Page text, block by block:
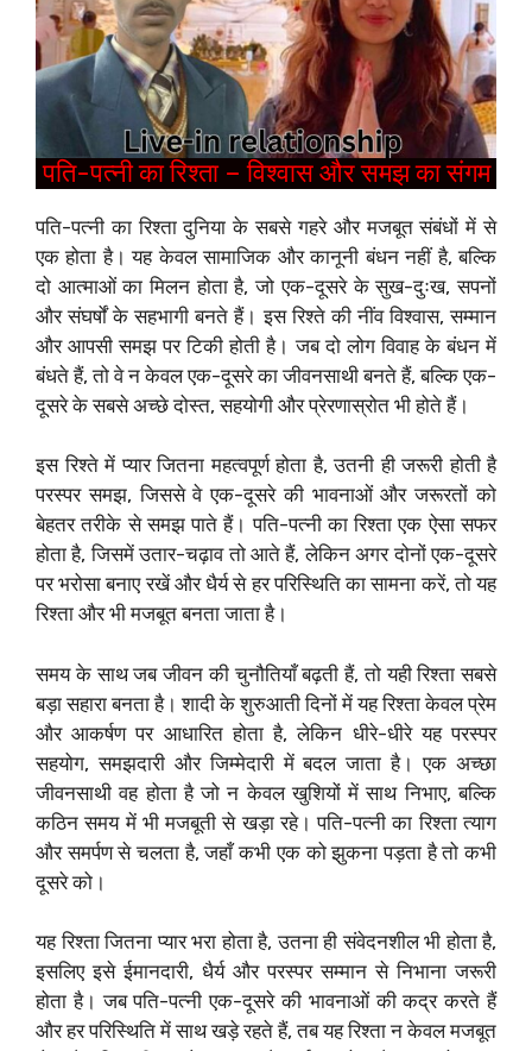
पति-पत्नी का रिश्ता – विश्वास और समझ का संगम
पति-पत्नी का रिश्ता दुनिया के सबसे गहरे और मजबूत संबंधों में से
एक होता है। यह केवल सामाजिक और कानूनी बंधन नहीं है, बल्कि
दो आत्माओं का मिलन होता है, जो एक-दूसरे के सुख-दुःख, सपनों
और संघर्षों के सहभागी बनते हैं। इस रिश्ते की नींव विश्वास, सम्मान
और आपसी समझ पर टिकी होती है। जब दो लोग विवाह के बंधन में
बंधते हैं, तो वे न केवल एक-दूसरे का जीवनसाथी बनते हैं, बल्कि एक-
दूसरे के सबसे अच्छे दोस्त, सहयोगी और प्रेरणास्रोत भी होते हैं।
इस रिश्ते में प्यार जितना महत्वपूर्ण होता है, उतनी ही जरूरी होती है
परस्पर समझ, जिससे वे एक-दूसरे की भावनाओं और जरूरतों को
बेहतर तरीके से समझ पाते हैं। पति-पत्नी का रिश्ता एक ऐसा सफर
होता है, जिसमें उतार-चढ़ाव तो आते हैं, लेकिन अगर दोनों एक-दूसरे
पर भरोसा बनाए रखें और धैर्य से हर परिस्थिति का सामना करें, तो यह
रिश्ता और भी मजबूत बनता जाता है।
समय के साथ जब जीवन की चुनौतियाँ बढ़ती हैं, तो यही रिश्ता सबसे
बड़ा सहारा बनता है। शादी के शुरुआती दिनों में यह रिश्ता केवल प्रेम
और आकर्षण पर आधारित होता है, लेकिन धीरे-धीरे यह परस्पर
सहयोग, समझदारी और जिम्मेदारी में बदल जाता है। एक अच्छा
जीवनसाथी वह होता है जो न केवल खुशियों में साथ निभाए, बल्कि
कठिन समय में भी मजबूती से खड़ा रहे। पति-पत्नी का रिश्ता त्याग
और समर्पण से चलता है, जहाँ कभी एक को झुकना पड़ता है तो कभी
दूसरे को।
यह रिश्ता जितना प्यार भरा होता है, उतना ही संवेदनशील भी होता है,
इसलिए इसे ईमानदारी, धैर्य और परस्पर सम्मान से निभाना जरूरी
होता है। जब पति-पत्नी एक-दूसरे की भावनाओं की कद्र करते हैं
और हर परिस्थिति में साथ खड़े रहते हैं, तब यह रिश्ता न केवल मजबूत